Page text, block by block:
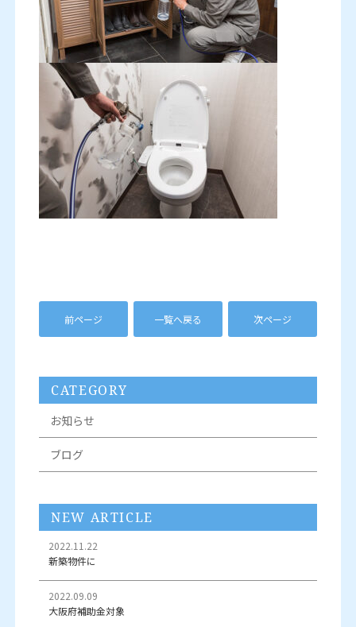
前ページ 一覧へ戻る 次ページ
CATEGORY
お知らせ
ブログ
NEW ARTICLE
2022.11.22
新築物件に
2022.09.09
大阪府補助金対象